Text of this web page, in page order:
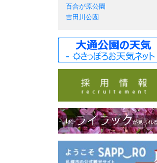
百合が原公園
吉田川公園